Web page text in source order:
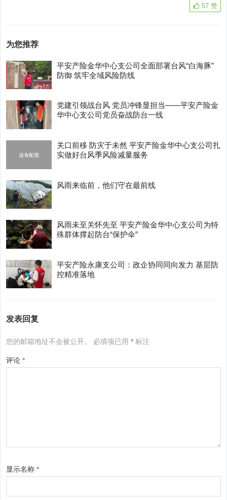
57 赞
为您推荐
平安产险金华中心支公司全面部署台风“白海豚”
防御 筑牢全域风险防线
党建引领战台风 党员冲锋显担当——平安产险金
华中心支公司党员奋战防台一线
关口前移 防灾于未然 平安产险金华中心支公司扎
实做好台风季风险减量服务
风雨来临前，他们守在最前线
风雨未至关怀先至 平安产险金华中心支公司为特
殊群体撑起防台“保护伞”
平安产险永康支公司：政企协同同向发力 基层防
控精准落地
发表回复
您的邮箱地址不会被公开。 必填项已用* 标注
评论*
显示名称*